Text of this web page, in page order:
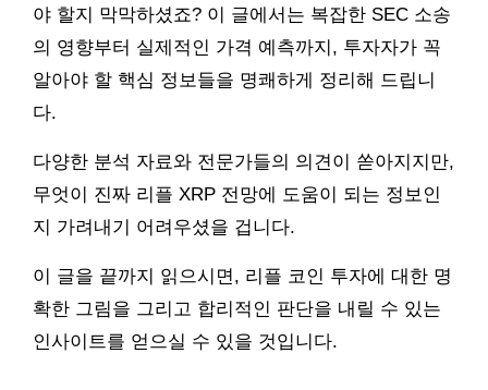
야 할지 막막하셨죠? 이 글에서는 복잡한 SEC 소송
의 영향부터 실제적인 가격 예측까지, 투자자가 꼭
알아야 할 핵심 정보들을 명쾌하게 정리해 드립니
다.
다양한 분석 자료와 전문가들의 의견이 쏟아지지만,
무엇이 진짜 리플 XRP 전망에 도움이 되는 정보인
지 가려내기 어려우셨을 겁니다.
이 글을 끝까지 읽으시면, 리플 코인 투자에 대한 명
확한 그림을 그리고 합리적인 판단을 내릴 수 있는
인사이트를 얻으실 수 있을 것입니다.